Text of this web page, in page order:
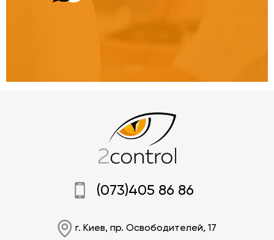
(073)405 86 86
г. Киев, пр. Освободителей, 17